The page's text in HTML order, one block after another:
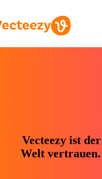
Vecteezy ist
Welt